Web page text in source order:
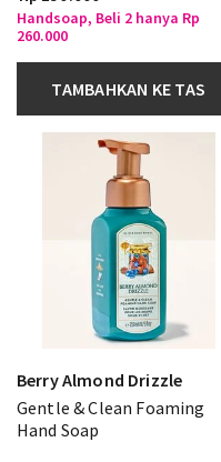
Handsoap, Beli 2 hanya Rp
260.000
TAMBAHKAN KE TAS
Berry Almond Drizzle
Gentle & Clean Foaming
Hand Soap